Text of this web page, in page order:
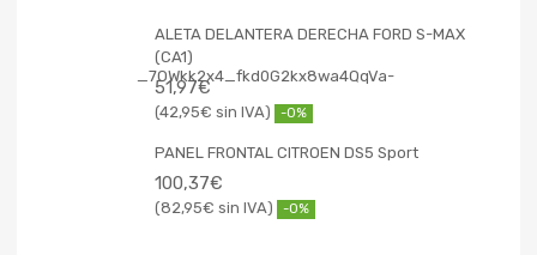
ALETA DELANTERA DERECHA FORD S-MAX
(CA1)
51,97€
42,95€ -0%
PANEL FRONTAL CITROEN DS5 Sport
100,37€
82,95€ -0%